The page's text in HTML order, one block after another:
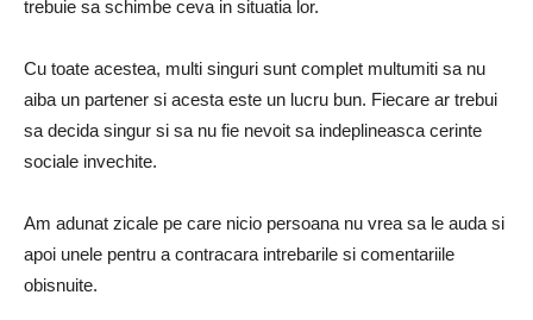
trebuie sa schimbe ceva in situatia lor.
Cu toate acestea, multi singuri sunt complet multumiti sa nu
aiba un partener si acesta este un lucru bun. Fiecare ar trebui
sa decida singur si sa nu fie nevoit sa indeplineasca cerinte
sociale invechite.
Am adunat zicale pe care nicio persoana nu vrea sa le auda si
apoi unele pentru a contracara intrebarile si comentariile
obisnuite.